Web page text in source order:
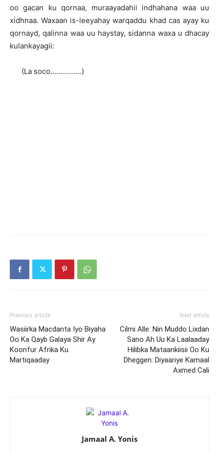
oo gacan ku qornaa, muraayadahii indhahana waa uu
xidhnaa. Waxaan is-leeyahay warqaddu khad cas ayay ku
qornayd, qalinna waa uu haystay, sidanna waxa u dhacay
kulankayagii:
(La soco…………….)
Previous article
Wasiirka Macdanta Iyo Biyaha
Oo Ka Qayb Galaya Shir Ay
Koonfur Afrika Ku
Martiqaaday
Next article
Cilmi Alle: Nin Muddo Lixdan
Sano Ah Uu Ka Laalaaday
Hilibka Mataankiisii Oo Ku
Dheggen: Diyaariye Kamaal
Axmed Cali
Jamaal A. Yonis